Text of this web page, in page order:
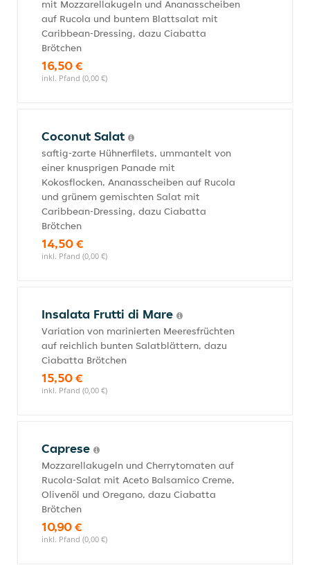
mit Mozzarellakugeln und Ananasscheiben
auf Rucola und buntem Blattsalat mit
Caribbean-Dressing, dazu Ciabatta
Brötchen
16,50 €
inkl. Pfand (0,00 €)
Coconut Salat
saftig-zarte Hühnerfilets, ummantelt von
einer knusprigen Panade mit
Kokosflocken, Ananasscheiben auf Rucola
und grünem gemischten Salat mit
Caribbean-Dressing, dazu Ciabatta
Brötchen
14,50 €
inkl. Pfand (0,00 €)
Insalata Frutti di Mare
Variation von marinierten Meeresfrüchten
auf reichlich bunten Salatblättern, dazu
Ciabatta Brötchen
15,50 €
inkl. Pfand (0,00 €)
Caprese
Mozzarellakugeln und Cherrytomaten auf
Rucola-Salat mit Aceto Balsamico Creme,
Olivenöl und Oregano, dazu Ciabatta
Brötchen
10,90 €
inkl. Pfand (0,00 €)